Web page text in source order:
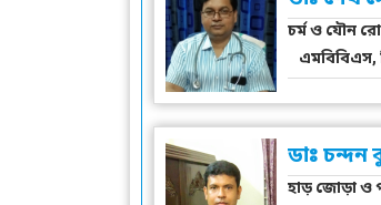
চর্ম ও যৌন
এমবিবিএস,
ডাঃ চন্দন
হাড় জোড়া ও